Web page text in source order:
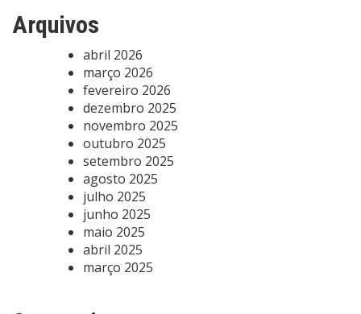
Arquivos
abril 2026
março 2026
fevereiro 2026
dezembro 2025
novembro 2025
outubro 2025
setembro 2025
agosto 2025
julho 2025
junho 2025
maio 2025
abril 2025
março 2025